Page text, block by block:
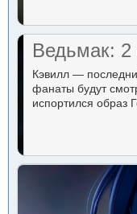
Ведьмак: 2
Кэвилл —
фанаты будут
испортился образ